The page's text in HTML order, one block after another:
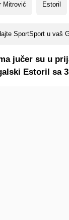
Mitrović Estoril
SportSport u vaš
jučer su u
Estoril sa